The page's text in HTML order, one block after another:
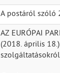
A postáról szóló
AZ EURÓPAI
(2018. április
szolgáltatásokról